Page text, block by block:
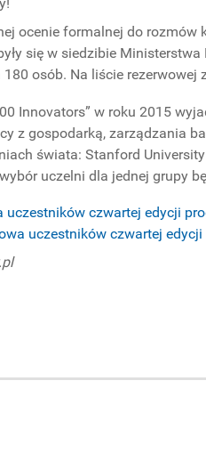
ocenie formalnej do
się w siedzibie
180 osób. Na liście
Innovators” w roku 2015
z gospodarką, zarządzania
świata: Stanford
uczelni dla jednej grupy
uczestników czwartej edycji
uczestników czwartej